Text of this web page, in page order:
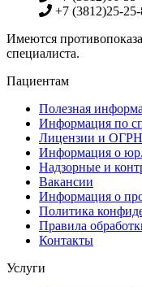
+7 (3812)25-
Имеются
специалиста.
Пациентам
Полезная
Информация по
Лицензии и ОГРН
Информация о
Надзорные и
Вакансии
Информация о
Политика
Правила
Контакты
Услуги